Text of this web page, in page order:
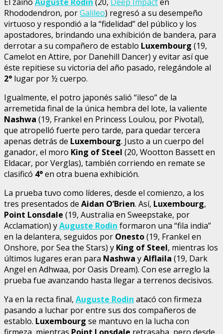
Rhododendron, porGalileo) regresó a su desempeño
virtuoso y respondió a la “fidelidad” del público y los
apostadores, brindando una exhibición de bandera, para
derrotar a su compañero de establo Luxembourg (19,
Camelot en Attire, por Danehill Dancer) y evitar así que
éste repitiese su victoria del año pasado, relegándole al
2° lugar por ½ cuerpo.
Igualmente, el potro japonés salió “ileso” de la
arremetida final de la única hembra del lote, la valiente
Nashwa (19, Frankel en Princess Loulou, por Pivotal),
que atropelló fuerte pero tarde, para quedar tercera
apenas detrás de Luxembourg. Justo a un cuerpo del
ganador, el moro King of Steel (20, Wootton Bassett en
Eldacar, por Verglas), también corriendo en remate se
clasificó 4°en otra buena exhibición.
La prueba tuvo como líderes, desde el comienzo, a los
tres presentados de Aidan O’Brien. Así, Luxembourg,
Point Lonsdale (19, Australia en Sweepstake, por
Acclamation) yAuguste Rodin formaron una “fila india”
en la delantera, seguidos por Onesto(19, Frankel en
Onshore, por Sea the Stars) y King of Steel, mientras los
últimos lugares eran para Nashwa yAlflaila (19, Dark
Angel en Adhwaa, por Oasis Dream). Con ese arreglo la
prueba fue avanzando hasta llegar a terrenos decisivos.
Ya en la recta final, Auguste Rodin atacó con firmeza
pasando a luchar por entre sus dos compañeros de
establo. Luxembourg se mantuvo en la lucha con